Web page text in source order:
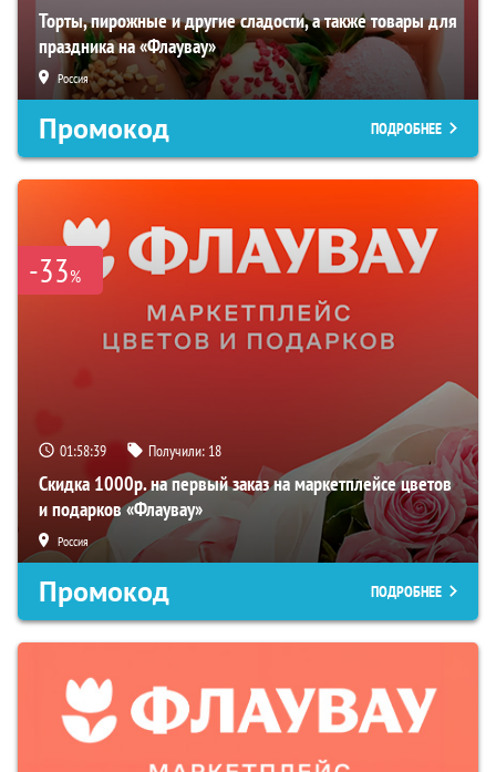
Торты, пирожные и другие сладости, а также товары для
праздника на «Флаувау»
Россия
Промокод ПОДРОБНЕЕ
-33%
01:58:38 Получили: 18
Скидка 1000р. на первый заказ на маркетплейсе цветов
и подарков «Флаувау»
Россия
Промокод ПОДРОБНЕЕ